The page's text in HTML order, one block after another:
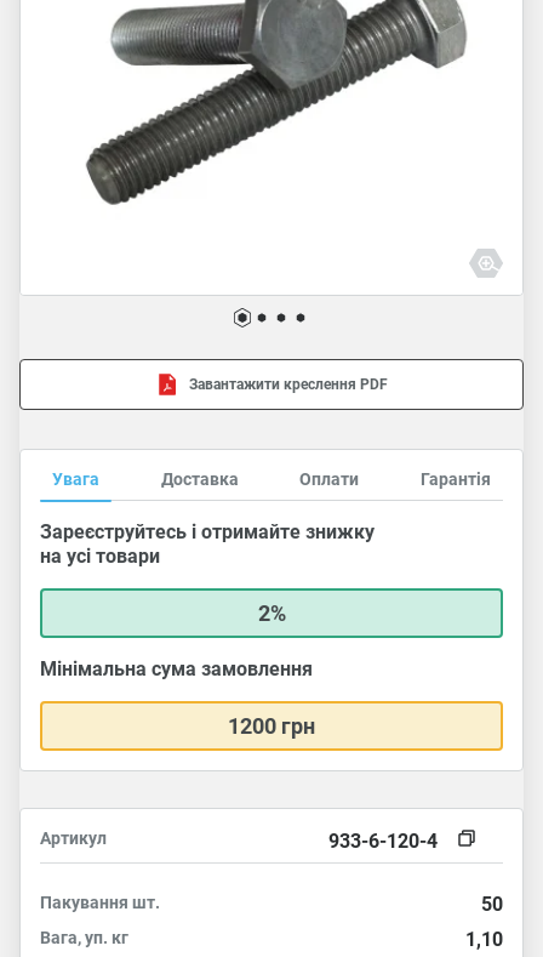
Завантажити креслення PDF
Увага Доставка Оплати Гарантія
Зареєструйтесь і отримайте знижку
на усі товари
2%
Мінімальна сума замовлення
1200 грн
Артикул 933-6-120-4
Пакування шт. 50
Вага, уп. кг 1,10